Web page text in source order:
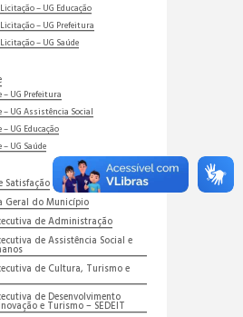
– UG Educação
– UG Prefeitura
– UG Saúde
UG Prefeitura
UG Assistência Social
UG Educação
UG Saúde
Satisfação
Geral do Município
de Administração
de Assistência Social e
de Cultura, Turismo e
de Desenvolvimento
e Turismo – SEDEIT